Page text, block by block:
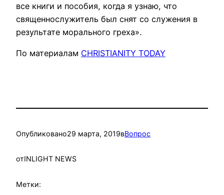
все книги и пособия, когда я узнаю, что
священнослужитель был снят со служения в
результате морального греха».
По материалам CHRISTIANITY TODAY
Опубликовано29 марта, 2019вВопрос
отINLIGHT NEWS
Метки: